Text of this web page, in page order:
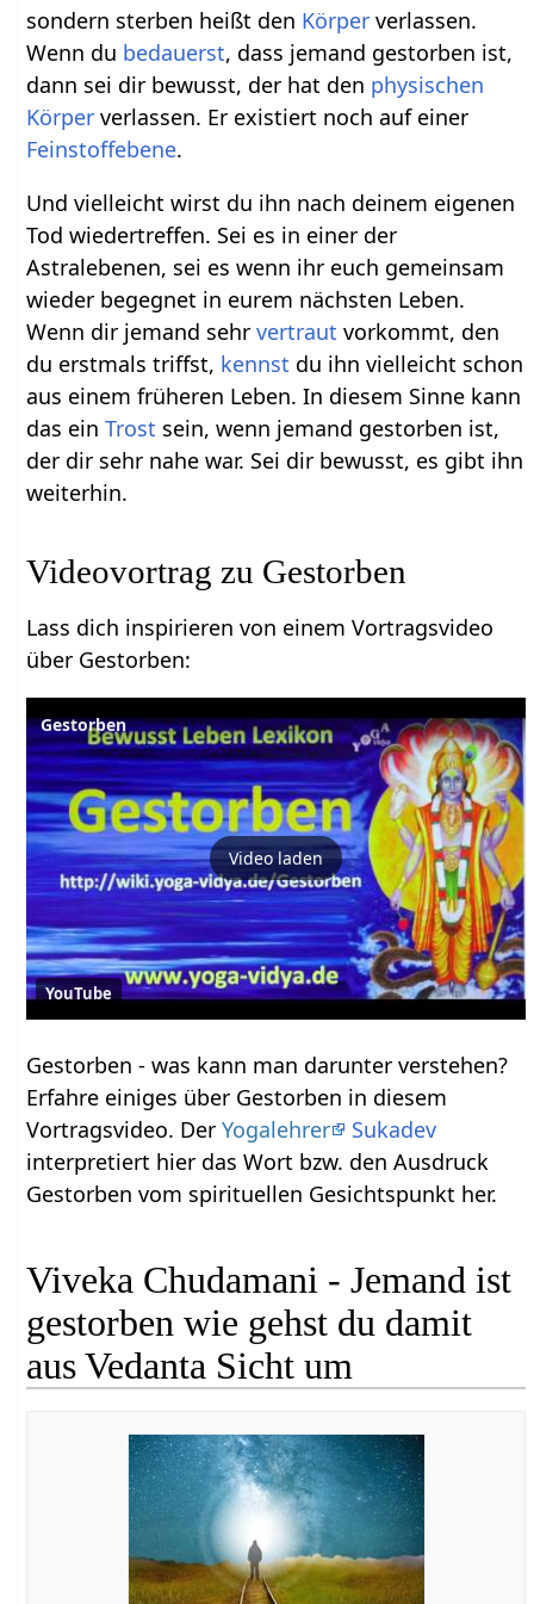
sondern sterben heißt den Körper verlassen.
Wenn du bedauerst, dass jemand gestorben ist,
dann sei dir bewusst, der hat den physischen
Körper verlassen. Er existiert noch auf einer
Feinstoffebene.
Und vielleicht wirst du ihn nach deinem eigenen
Tod wiedertreffen. Sei es in einer der
Astralebenen, sei es wenn ihr euch gemeinsam
wieder begegnet in eurem nächsten Leben.
Wenn dir jemand sehrvertraut vorkommt, den
du erstmals triffst, kennst du ihn vielleicht schon
aus einem früheren Leben. In diesem Sinne kann
das einTrost sein, wenn jemand gestorben ist,
der dir sehr nahe war. Sei dir bewusst, es gibt ihn
weiterhin.
Lass dich inspirieren von einem Vortragsvideo
über Gestorben‏‎:
Gestorben
Video laden
YouTube
Gestorben‏‎ - was kann man darunter verstehen?
Erfahre einiges über Gestorben‏‎ in diesem
Vortragsvideo. DerYogalehrer
Sukadev
interpretiert hier das Wort bzw. den Ausdruck
Gestorben‏‎ vom spirituellen Gesichtspunkt her.
Viveka Chudamani - Jemand ist
gestorben wie gehst du damit
aus Vedanta Sicht um